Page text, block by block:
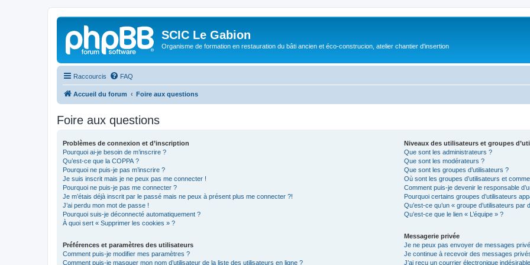
SCIC Le Gabion
Organisme de formation en restauration du bâti ancien et éco-construcion, atelier chantier d'insertion
Raccourcis FAQ
Accueil du forum Foire aux questions
Foire aux questions
Problèmes de connexion et d’inscription
Pourquoi ai-je besoin de m’inscrire ?
Qu’est-ce que la COPPA ?
Pourquoi ne puis-je pas m’inscrire ?
Je suis inscrit mais je ne peux pas me connecter !
Pourquoi ne puis-je pas me connecter ?
Je m’étais déjà inscrit par le passé mais ne peux à présent plus me connecter ?!
J’ai perdu mon mot de passe !
Pourquoi suis-je déconnecté automatiquement ?
À quoi sert « Supprimer les cookies » ?
Préférences et paramètres des utilisateurs
Comment puis-je modifier mes paramètres ?
Comment puis-je masquer mon nom d’utilisateur de la liste des utilisateurs en ligne ?
Niveaux des utilisateurs et groupes
Que sont les administrateurs ?
Que sont les modérateurs ?
Que sont les groupes d’utilisateurs ?
Où sont les groupes d’utilisateurs et
Comment puis-je devenir le responsable
Pourquoi certains groupes d’utilisateurs
Qu’est-ce qu’un « groupe d’utilisateurs par
Qu’est-ce que le lien « L’équipe » ?
Messagerie privée
Je ne peux pas envoyer de messages
Je continue à recevoir des messages
J’ai reçu un courrier électronique